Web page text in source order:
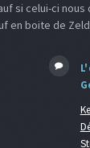
si celui-ci nous
en boite de